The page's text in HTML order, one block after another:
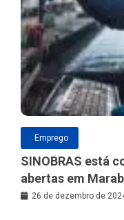
Emprego
SINOBRAS está
abertas em
26 de dezembro de